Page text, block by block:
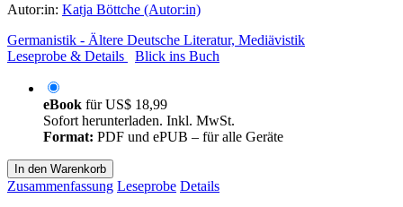
Autor:in: Katja Böttche (Autor:in)
Germanistik - Ältere Deutsche Literatur, Mediävistik
Leseprobe & Details
Blick ins Buch
eBook fürUS$ 18,99
Sofort herunterladen. Inkl. MwSt.
Format: PDF und ePUB – für alle Geräte
In den Warenkorb
Zusammenfassung Leseprobe Details